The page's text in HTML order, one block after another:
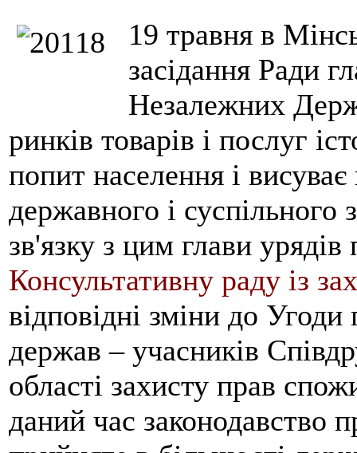
19 травня в
засідання Ради
Незалежних
ринків товарів і послуг
попит населення і
державного і
зв'язку з цим глави
Консультативну раду із
відповідні зміни до
держав – учасників
області захисту прав
даний час законодавство